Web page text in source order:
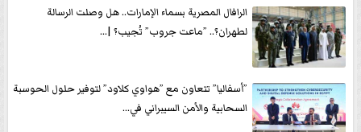
الرافال المصرية بسماء الإمارات.. هل وصلت الرسالة
لطهران؟.. ”ماعت جروب” تُجيب؟ |...
”أسفاليا” تتعاون مع ”هواوي كلاود” لتوفير حلول الحوسبة
السحابية والأمن السيبراني في...